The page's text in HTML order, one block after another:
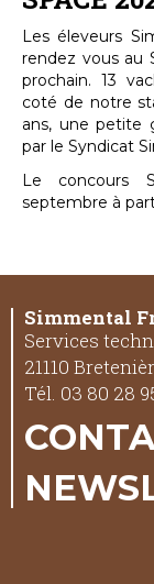
Les éleveurs
rendez vous au
prochain. 13
coté de notre
ans, une petite
par le Syndicat
Le concours
septembre à
Simmental
Services
21110
Tél. 03 80 28